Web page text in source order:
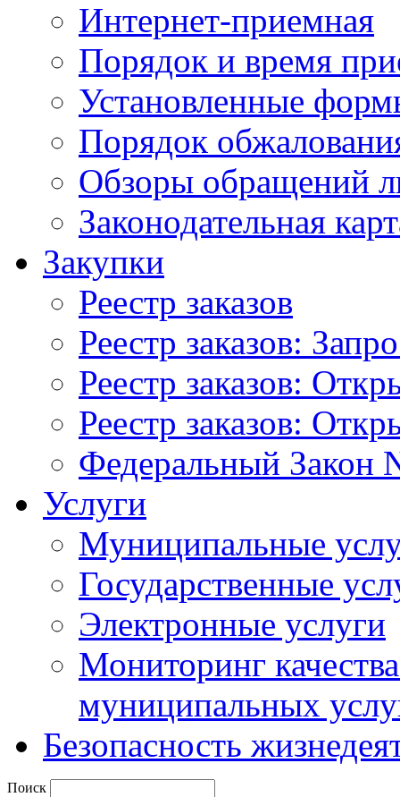
Интернет-приемная
Порядок и время
Установленные
Порядок
Обзоры обращений
Законодательная
Закупки
Реестр заказов
Реестр заказов:
Реестр заказов:
Реестр заказов:
Федеральный Закон
Услуги
Муниципальные
Государственные
Электронные услуги
Мониторинг
муниципальных
Безопасность
Поиск